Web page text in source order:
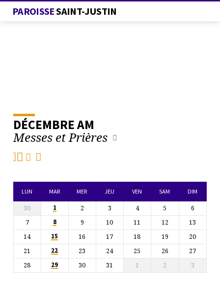
PAROISSESAINT-JUSTIN
L’AGENDA
DE
LA
PAROISSE
DÉCEMBRE AM
Messes et Prières
LUN MAR MER JEU VEN SAM DIM
30 1 2 3 4 5
6
7
8 9 10 11 12
13
14
15 16 17 18 19
20
21
22 23 24 25 26
27
28
29 30 31 1 2 3